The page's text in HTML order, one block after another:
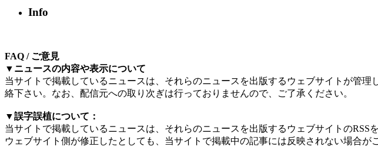
Info
FAQ / ご意見
▼ニュースの内容や表示について
当サイトで掲載しているニュースは、それらのニュースを出版するウェブサイトが管
絡下さい。なお、配信元への取り次ぎは行っておりませんので、ご了承ください。
▼誤字誤植について：
当サイトで掲載しているニュースは、それらのニュースを出版するウェブサイトの
ウェブサイト側が修正したとしても、当サイトで掲載中の記事には反映されない場合が